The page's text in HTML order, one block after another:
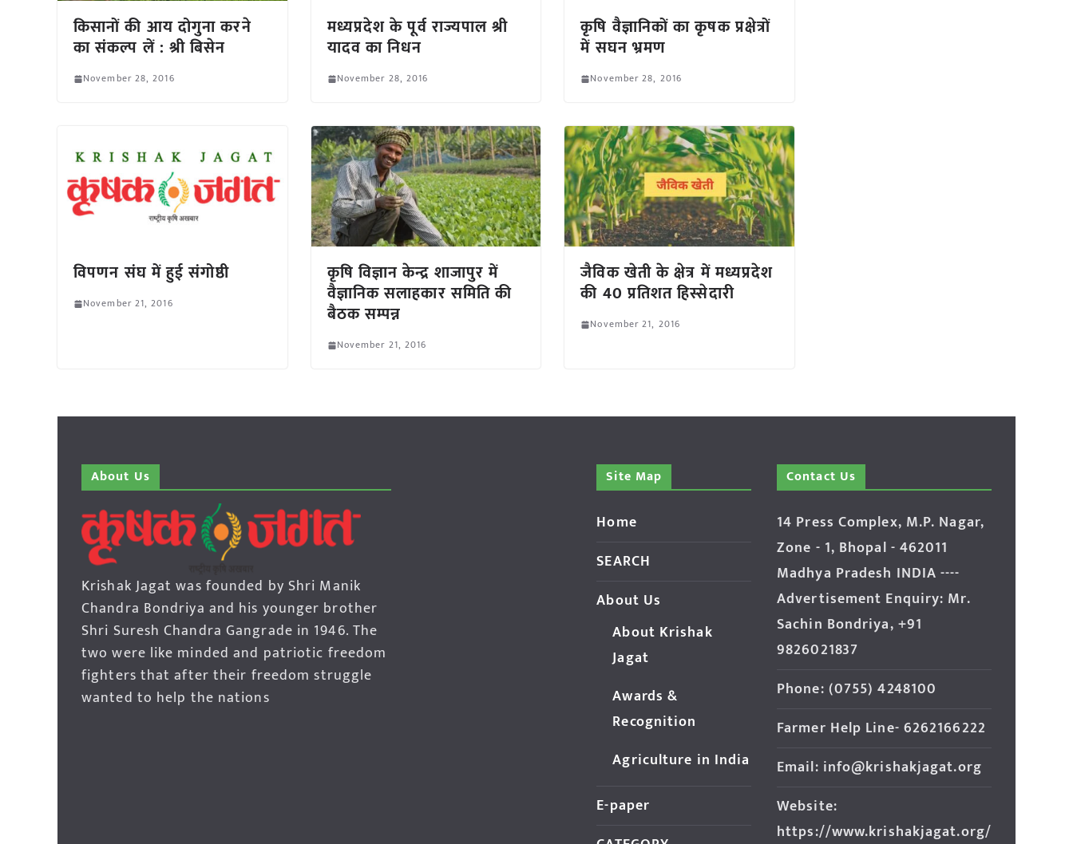
किसानों की आय दोगुना करने
का संकल्प लें : श्री बिसेन
November 28, 2016
मध्यप्रदेश के पूर्व राज्यपाल श्री
यादव का निधन
November 28, 2016
कृषि वैज्ञानिकों का कृषक प्रक्षेत्रों
में सघन भ्रमण
November 28, 2016
विपणन संघ में हुई संगोष्ठी
November 21, 2016
कृषि विज्ञान केन्द्र शाजापुर में
वैज्ञानिक सलाहकार समिति की
बैठक सम्पन्न
November 21, 2016
जैविक खेती के क्षेत्र में मध्यप्रदेश
की 40 प्रतिशत हिस्सेदारी
November 21, 2016
About Us
Krishak Jagat was founded by Shri Manik
Chandra Bondriya and his younger brother
Shri Suresh Chandra Gangrade in 1946. The
two were like minded and patriotic freedom
fighters that after their freedom struggle
wanted to help the nations
Site Map
Home
SEARCH
About Us
About Krishak
Jagat
Awards &
Recognition
Agriculture in India
E-paper
Contact Us
14 Press Complex, M.P. Nagar,
Zone - 1, Bhopal - 462011
Madhya Pradesh INDIA ----
Advertisement Enquiry: Mr.
Sachin Bondriya, +91
9826021837
Phone: (0755) 4248100
Farmer Help Line- 6262166222
Email: info@krishakjagat.org
Website:
https://www.krishakjagat.org/